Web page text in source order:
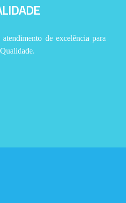
de excelência para